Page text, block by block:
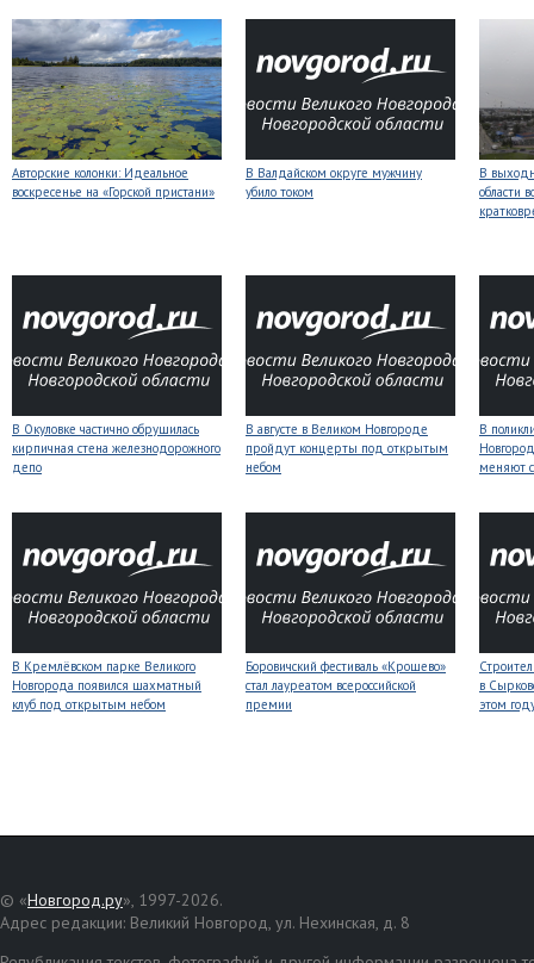
Авторские колонки: Идеальное
воскресенье на «Горской пристани»
В Валдайском округе мужчину
убило током
В
области
В Окуловке частично обрушилась
кирпичная стена железнодорожного
депо
В августе в Великом Новгороде
пройдут концерты под открытым
небом
В
меняют
В Кремлёвском парке Великого
Новгорода появился шахматный
клуб под открытым небом
Боровичский фестиваль «Крошево»
стал лауреатом всероссийской
премии
в
этом
© «Новгород.ру», 1997-2026.
Адрес редакции: Великий Новгород, ул. Нехинская, д. 8